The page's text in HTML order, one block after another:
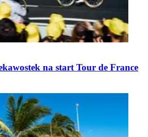
na start Tour de France